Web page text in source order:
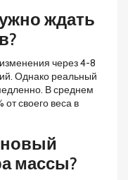
ждать
через 4-8
Однако реальный
В среднем
своего веса в
массы?